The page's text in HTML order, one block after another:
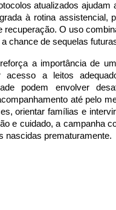
atualizados
à rotina
recuperação. O uso
chance de sequelas
a importância de
acesso a leitos
podem envolver
até pelo
orientar famílias e
e cuidado, a campanha
nascidas prematuramente.